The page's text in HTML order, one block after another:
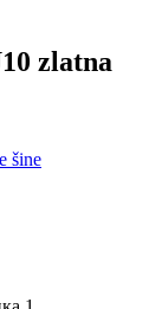
zlatna
šine